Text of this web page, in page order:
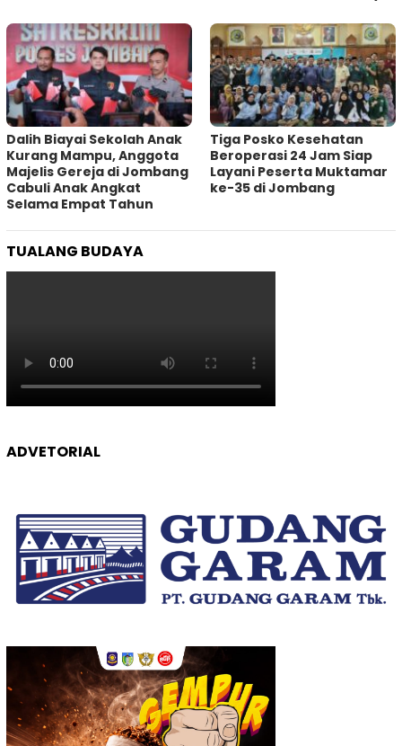
Dalih Biayai Sekolah Anak
Kurang Mampu, Anggota
Majelis Gereja di Jombang
Cabuli Anak Angkat
Selama Empat Tahun
Tiga Posko Kesehatan
Beroperasi 24 Jam Siap
Layani Peserta Muktamar
ke-35 di Jombang
TUALANG BUDAYA
ADVETORIAL